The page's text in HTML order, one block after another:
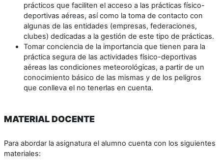
prácticos que faciliten el acceso a las prácticas físico-
deportivas aéreas, así como la toma de contacto con
algunas de las entidades (empresas, federaciones,
clubes) dedicadas a la gestión de este tipo de prácticas.
Tomar conciencia de la importancia que tienen para la
práctica segura de las actividades físico-deportivas
aéreas las condiciones meteorológicas, a partir de un
conocimiento básico de las mismas y de los peligros
que conlleva el no tenerlas en cuenta.
MATERIAL DOCENTE
Para abordar la asignatura el alumno cuenta con los siguientes
materiales: